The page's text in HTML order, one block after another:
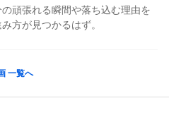
頑張れる瞬間や落ち込む理由を
方が見つかるはず。
一覧へ